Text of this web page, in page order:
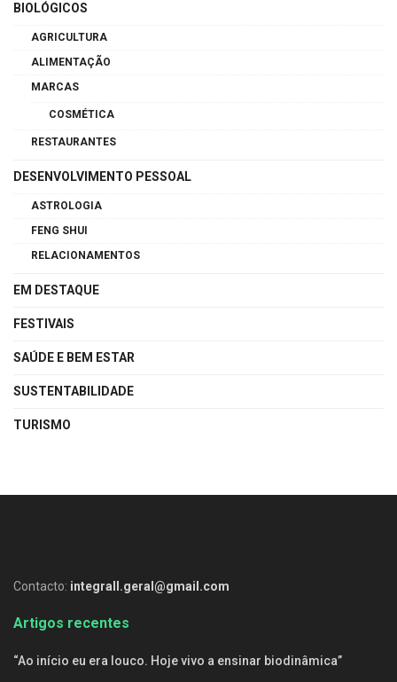
BIOLÓGICOS
AGRICULTURA
ALIMENTAÇÃO
MARCAS
COSMÉTICA
RESTAURANTES
DESENVOLVIMENTO PESSOAL
ASTROLOGIA
FENG SHUI
RELACIONAMENTOS
EM DESTAQUE
FESTIVAIS
SAÚDE E BEM ESTAR
SUSTENTABILIDADE
TURISMO
Contacto: integrall.geral@gmail.com
Artigos recentes
“Ao início eu era louco. Hoje vivo a ensinar biodinâmica”